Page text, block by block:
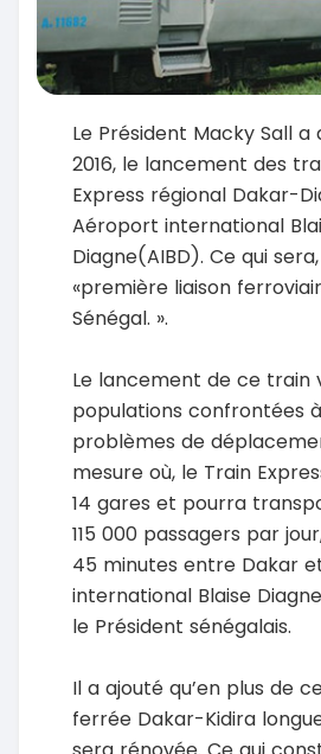
Le Président Macky Sall
2016, le lancement des
Express régional Dakar-
Aéroport international
Diagne(AIBD). Ce qui
«première liaison
Sénégal. ».
Le lancement de ce train
populations confrontées
problèmes de
mesure où, le Train
14 gares et pourra
115 000 passagers par
45 minutes entre Dakar
international Blaise
le Président sénégalais.
Il a ajouté qu’en plus de
ferrée Dakar-Kidira